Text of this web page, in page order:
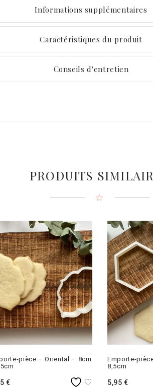
Informations supplémentaires
Caractéristiques du produit
Conseils d'entretien
PRODUITS
pièce – Oriental – 8cm
€
Emporte-
8,5cm
5,95€